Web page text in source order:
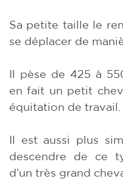
Sa petite taille le
se déplacer de
Il pèse de 425 à
en fait un petit
équitation de travail.
Il est aussi plus
descendre de ce
d’un très grand